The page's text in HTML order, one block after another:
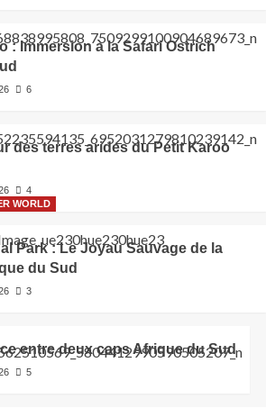
: Immersion à la Safari Ostrich
6
des terres arides du Petit Karoo
4
WORLD
Park : Le Joyau Sauvage de la
du Sud
3
entre deux caps Afrique du Sud
5